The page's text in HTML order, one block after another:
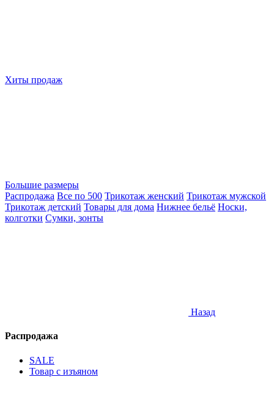
Хиты продаж
Большие размеры
Распродажа Все по 500 Трикотаж женский Трикотаж мужской
Трикотаж детский Товары для дома Нижнее бельё Носки,
колготки Сумки, зонты
Назад
Распродажа
SALE
Товар с изъяном